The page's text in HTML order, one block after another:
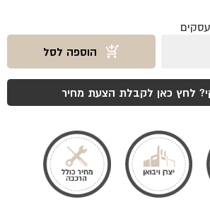
הוספה לסל
לחץ כאן לקבלת הצעת מחיר